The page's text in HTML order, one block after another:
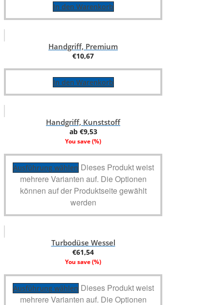
In den Warenkorb
Handgriff, Premium
€10,67
In den Warenkorb
Handgriff, Kunststoff
ab €9,53
You save (%)
Ausführung wählen Dieses Produkt weist
mehrere Varianten auf. Die Optionen
können auf der Produktseite gewählt
werden
Turbodüse Wessel
€61,54
You save (%)
Ausführung wählen Dieses Produkt weist
mehrere Varianten auf. Die Optionen